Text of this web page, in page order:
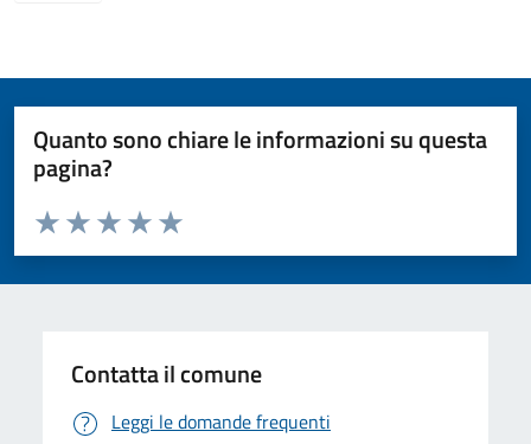
Quanto sono chiare le informazioni su questa
pagina?
Valuta da 1 a 5 stelle la pagina
Valuta 5 stelle su 5
Valuta 4 stelle su 5
Valuta 3 stelle su 5
Valuta 2 stelle su 5
Valuta 1 stelle su 5
Contatta il comune
Leggi le domande frequenti